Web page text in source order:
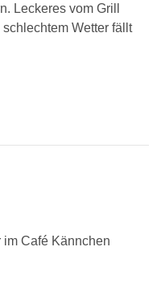
Leckeres vom Grill
Wetter fällt
im Café Kännchen